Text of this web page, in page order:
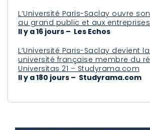
L’Université Paris-Saclay ouvre
au grand public et aux entreprises
Il y a 16 jours – Les Echos
L’Université Paris-Saclay devient
université française membre du
Universitas 21 – Studyrama.com
Il y a 180 jours – Studyrama.com